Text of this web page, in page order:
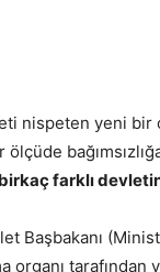
nispeten yeni bir
farklı
Başbakanı
organı tarafından